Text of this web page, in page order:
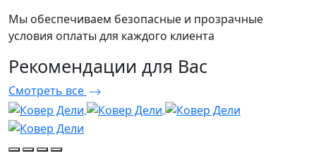
Мы обеспечиваем безопасные и прозрачные
условия оплаты для каждого клиента
Рекомендации для Вас
Смотреть все